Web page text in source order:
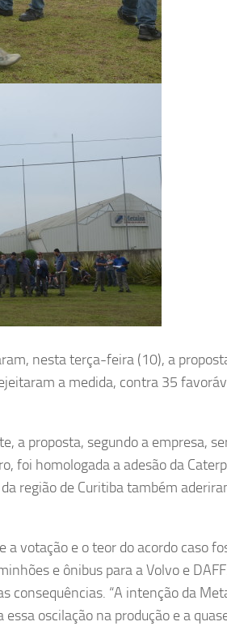
nesta terça-feira (10), a
a medida, contra 35
a proposta, segundo a empresa,
foi homologada a adesão da
região de Curitiba também
votação e o teor do acordo caso
e ônibus para a Volvo e
consequências. “A intenção da
oscilação na produção e a